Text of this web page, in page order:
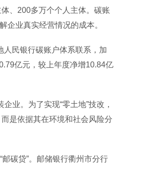
、200多万个个人主体。碳账
企业真实经营情况的成本。
民银行碳账户体系联系，加
亿元，较上年度净增10.84亿
业。为了实现“零土地”技改，
是依据其在环境和社会风险分
碳贷”。邮储银行衢州市分行